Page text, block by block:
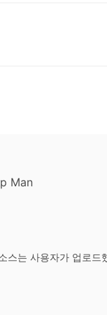
Man
스는 사용자가 업로드